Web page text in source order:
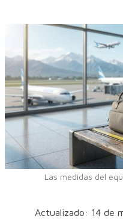
Las medidas del
Actualizado: 14 de